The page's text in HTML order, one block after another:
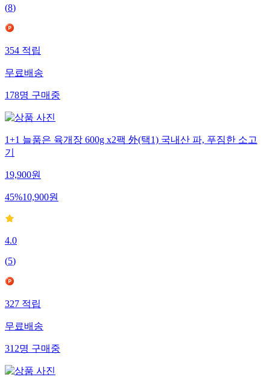
(8)
354적립
무료배송
178명구매중
1+1 늘품은 육개장 600g x2팩 外(택1) 국내산 파, 푸짐한 소고
기
19,900원
45%10,900원
4.0
(5)
327적립
무료배송
312명구매중